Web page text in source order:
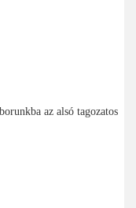
az alsó tagozatos